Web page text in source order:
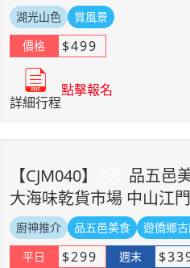
湖光山色
賞風景
價格
$499
詳細行程
點擊報名
【CJM040】
品五邑
大海味乾貨市場 中山江
廚神推介 品五邑美食
遊僑鄉
平日
$299 週末 $